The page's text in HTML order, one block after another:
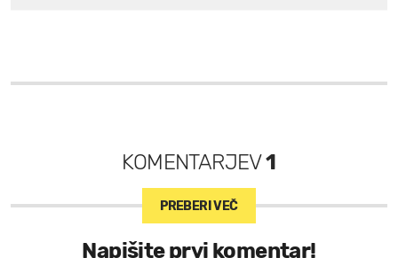
KOMENTARJEV1
PREBERI VEČ
Napišite prvi komentar!